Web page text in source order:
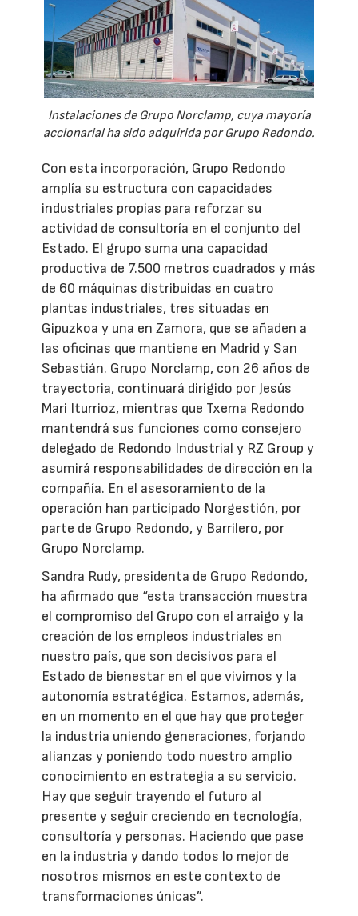
Instalaciones de Grupo Norclamp, cuya mayoría
accionarial ha sido adquirida por Grupo Redondo.
Con esta incorporación, Grupo Redondo
amplía su estructura con capacidades
industriales propias para reforzar su
actividad de consultoría en el conjunto del
Estado. El grupo suma una capacidad
productiva de 7.500 metros cuadrados y más
de 60 máquinas distribuidas en cuatro
plantas industriales, tres situadas en
Gipuzkoa y una en Zamora, que se añaden a
las oficinas que mantiene en Madrid y San
Sebastián. Grupo Norclamp, con 26 años de
trayectoria, continuará dirigido por Jesús
Mari Iturrioz, mientras que Txema Redondo
mantendrá sus funciones como consejero
delegado de Redondo Industrial y RZ Group y
asumirá responsabilidades de dirección en la
compañía. En el asesoramiento de la
operación han participado Norgestión, por
parte de Grupo Redondo, y Barrilero, por
Grupo Norclamp.
Sandra Rudy, presidenta de Grupo Redondo,
ha afirmado que “esta transacción muestra
el compromiso del Grupo con el arraigo y la
creación de los empleos industriales en
nuestro país, que son decisivos para el
Estado de bienestar en el que vivimos y la
autonomía estratégica. Estamos, además,
en un momento en el que hay que proteger
la industria uniendo generaciones, forjando
alianzas y poniendo todo nuestro amplio
conocimiento en estrategia a su servicio.
Hay que seguir trayendo el futuro al
presente y seguir creciendo en tecnología,
consultoría y personas. Haciendo que pase
en la industria y dando todos lo mejor de
nosotros mismos en este contexto de
transformaciones únicas”.